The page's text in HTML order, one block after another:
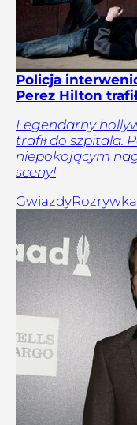
Policja
Perez Hilton
Legendarny
trafił do szpitala.
niepokojącym
sceny!
GwiazdyRozrywka